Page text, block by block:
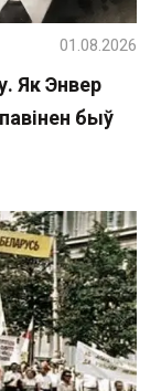
Як Энвер
быў
01.08.2026